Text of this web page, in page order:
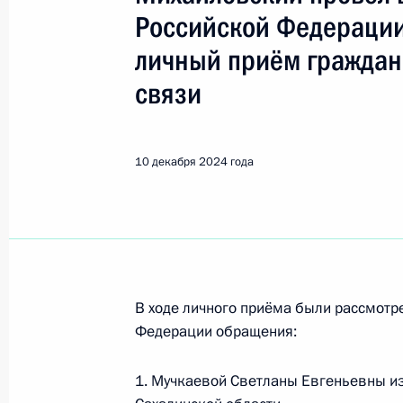
Исполнены поручения, данные по
по поручению Президента
по приёму граждан в Москве 7
видео-конференц-связи
по поручению Президента
Федерации по приёму граждан в
Российской
личный приём
связи
10 декабря 2024 года
В ходе личного приёма были
Федерации обращения:
1. Мучкаевой Светланы Евгеньевны